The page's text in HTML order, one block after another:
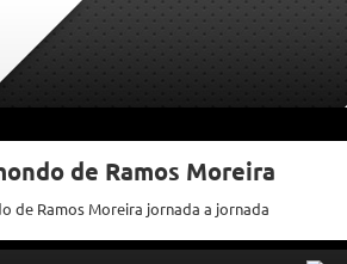
de Ramos Moreira
de Ramos Moreira jornada a jornada